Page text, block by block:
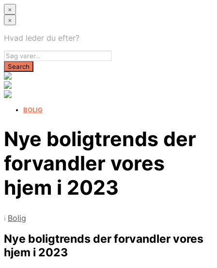
×
×
Hvad leder du efter?
BOLIG
Nye boligtrends der
forvandler vores
hjem i 2023
i Bolig
Nye boligtrends der forvandler vores
hjem i 2023